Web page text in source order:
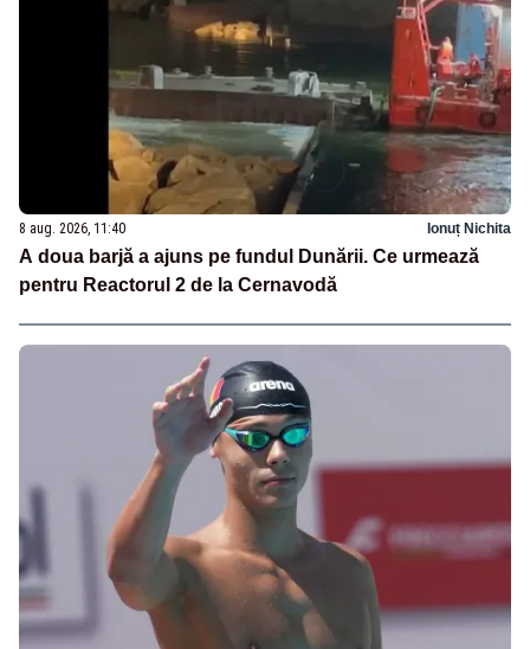
8 aug. 2026, 11:40 Ionuț Nichita
A doua barjă a ajuns pe fundul Dunării. Ce urmează
pentru Reactorul 2 de la Cernavodă